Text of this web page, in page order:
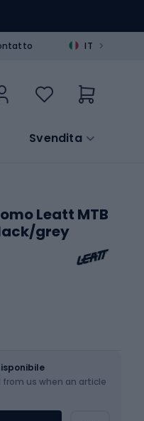
IT >
Svendita
Leatt MTB
grey
us when an article